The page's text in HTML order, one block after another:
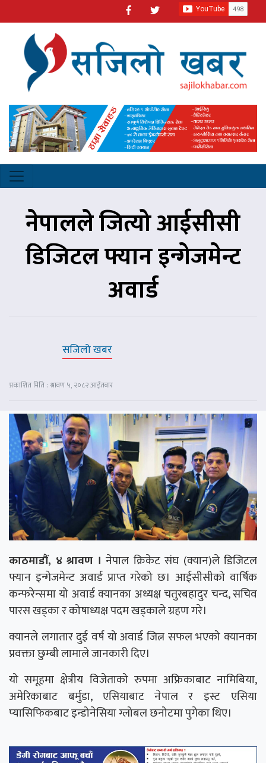
नेपालले जित्यो आईसीसी
डिजिटल फ्यान इन्गेजमेन्ट
अवार्ड
सजिलो खबर
प्रकाशित मिति : श्रावण ५, २०८२ आईतबार
काठमाडौं, ४ श्रावण । नेपाल क्रिकेट संघ (क्यान)ले डिजिटल
फ्यान इन्गेजमेन्ट अवार्ड प्राप्त गरेको छ। आईसीसीको वार्षिक
कन्फरेन्समा यो अवार्ड क्यानका अध्यक्ष चतुरबहादुर चन्द, सचिव
पारस खड्का र कोषाध्यक्ष पदम खड्काले ग्रहण गरे।
क्यानले लगातार दुई वर्ष यो अवार्ड जित्न सफल भएको क्यानका
प्रवक्ता छुम्बी लामाले जानकारी दिए।
यो समूहमा क्षेत्रीय विजेताको रुपमा अफ्रिकाबाट नामिबिया,
अमेरिकाबाट बर्मुडा, एसियाबाट नेपाल र इस्ट एसिया
प्यासिफिकबाट इन्डोनेसिया ग्लोबल छनोटमा पुगेका थिए।